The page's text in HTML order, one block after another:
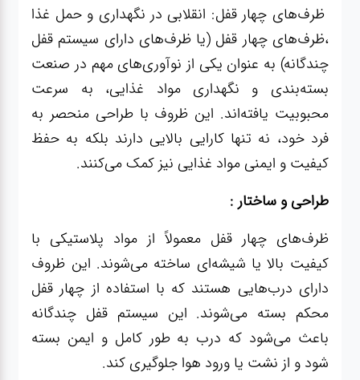
لوازم خانه
لوازم پلاسکو
آشپزخانه
لوازم متفرقه
زودپز،قابلمه،تابه
کلمن،فلاسک،قمقمه
بانکه،پاسماوری،جا
ادویه
ظرف‌های چهار قفل: انقلابی در نگهداری و حمل غذا
،ظرف‌های چهار قفل (یا ظرف‌های دارای سیستم قفل
چندگانه) به عنوان یکی از نوآوری‌های مهم در صنعت
بسته‌بندی و نگهداری مواد غذایی، به سرعت
محبوبیت یافته‌اند. این ظروف با طراحی منحصر به
فرد خود، نه تنها کارایی بالایی دارند بلکه به حفظ
کیفیت و ایمنی مواد غذایی نیز کمک می‌کنند.
طراحی و ساختار :
ظرف‌های چهار قفل معمولاً از مواد پلاستیکی با
کیفیت بالا یا شیشه‌ای ساخته می‌شوند. این ظروف
دارای درب‌هایی هستند که با استفاده از چهار قفل
محکم بسته می‌شوند. این سیستم قفل چندگانه
باعث می‌شود که درب به طور کامل و ایمن بسته
شود و از نشت یا ورود هوا جلوگیری کند.